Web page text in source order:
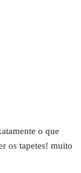
o que
os tapetes! muito